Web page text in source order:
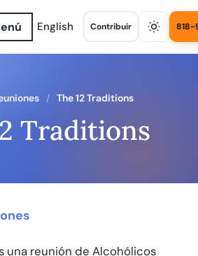
English Contribuir 818-
The 12 Traditions
Traditions
una reunión de Alcohólicos